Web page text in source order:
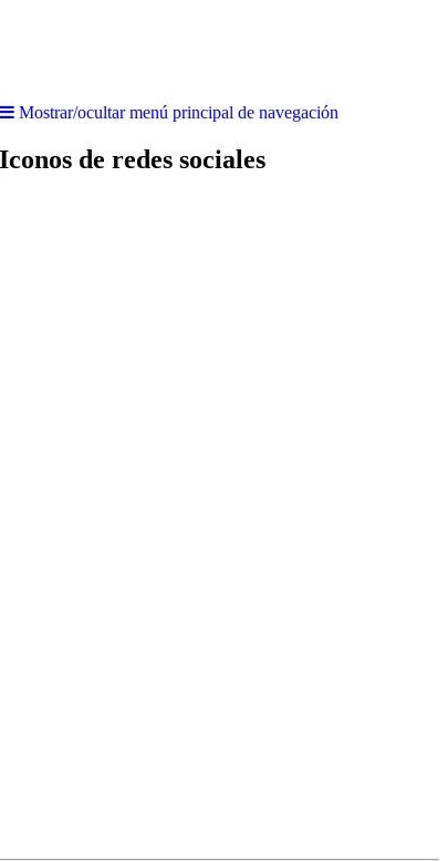
Mostrar/ocultar menú principal de navegación
Iconos de redes sociales